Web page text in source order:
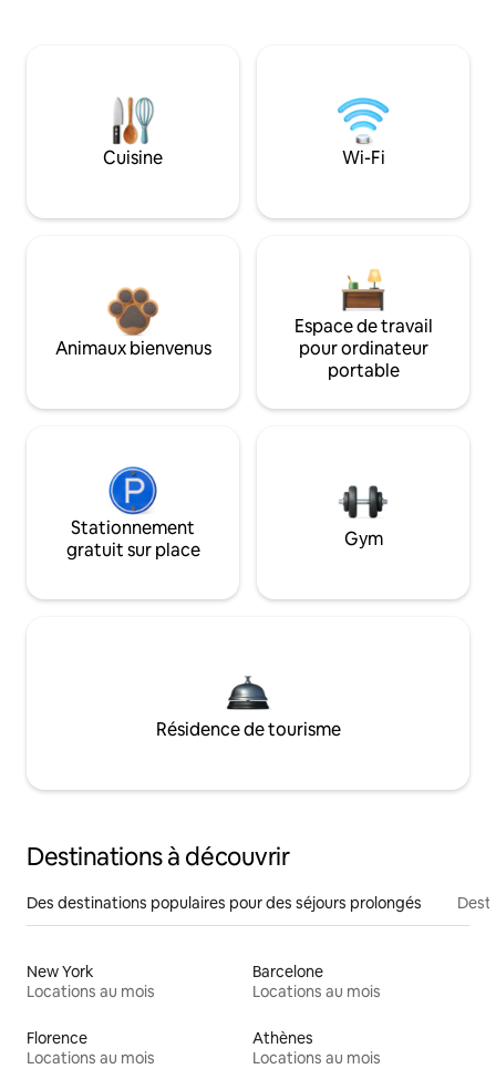
Cuisine Wi-Fi
Animaux bienvenus
Espace de travail
pour ordinateur
portable
Stationnement
gratuit sur place
Gym
Résidence de tourisme
Destinations à découvrir
Des destinations populaires pour des séjours prolongés
New York
Locations au mois
Barcelone
Locations au mois
Florence
Locations au mois
Athènes
Locations au mois